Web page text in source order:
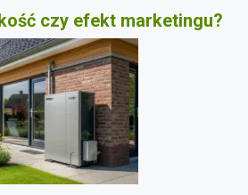
czy efekt marketingu?